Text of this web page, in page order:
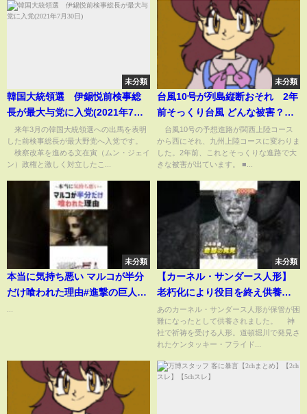
未分類
韓国大統領選 伊錫悦前検事総
長が最大与党に入党(2021年7月
30日)
来年3月の韓国大統領選への出馬を表明
した前検事総長が最大野党へ入党です。
検察改革を進める文在寅（ムン・ジェイ
ン）政権と激しく対立したこ...
未分類
台風10号が列島縦断おそれ 2年
前そっくり台風 どんな被害？
【スーパーJチャンネル】(2024
年8月27日)
台風10号の予想進路が関西上陸コース
から西にそれ、九州上陸コースに変わりま
した。2年前、これとそっくりな進路で大
きな被害が出ています。 ■...
未分類
本当に気持ち悪い マルコが半分
だけ喰われた理由#進撃の巨人
未分類
【カーネル・サンダース人形】
老朽化により役目を終え供養…
阪神優勝で道頓堀川にも
#shorts #カーネル・サンダー
ス #人形
あのカーネル・サンダース人形が保管が困
難になったとして供養されました。 神
社で祈祷を受ける人形。道頓堀川で発見さ
れたケンタッキー・フライド...